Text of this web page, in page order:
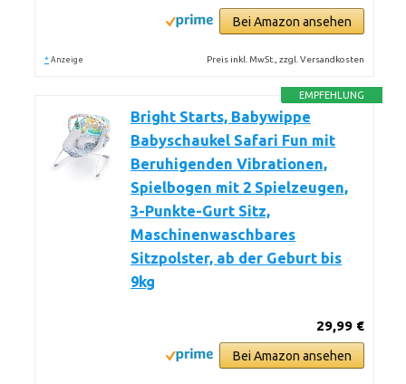
Bei Amazon ansehen
* Anzeige Preis inkl. MwSt., zzgl. Versandkosten
EMPFEHLUNG
Bright Starts, Babywippe
Babyschaukel Safari Fun mit
Beruhigenden Vibrationen,
Spielbogen mit 2 Spielzeugen,
3-Punkte-Gurt Sitz,
Maschinenwaschbares
Sitzpolster, ab der Geburt bis
9kg
29,99 €
Bei Amazon ansehen